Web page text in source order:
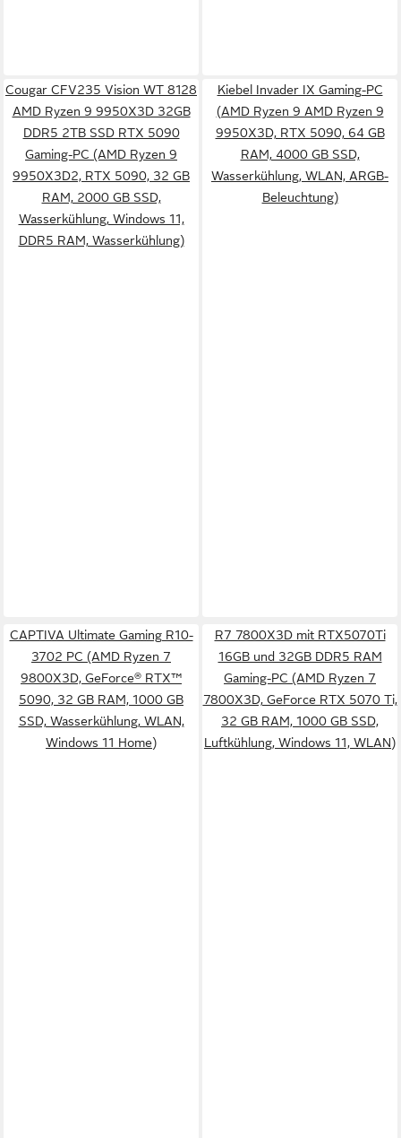
Cougar CFV235 Vision WT 8128
AMD Ryzen 9 9950X3D 32GB
DDR5 2TB SSD RTX 5090
Gaming-PC (AMD Ryzen 9
9950X3D2, RTX 5090, 32 GB
RAM, 2000 GB SSD,
Wasserkühlung, Windows 11,
DDR5 RAM, Wasserkühlung)
Kiebel Invader IX Gaming-PC
(AMD Ryzen 9 AMD Ryzen 9
9950X3D, RTX 5090, 64 GB
RAM, 4000 GB SSD,
Wasserkühlung, WLAN, ARGB-
Beleuchtung)
CAPTIVA Ultimate Gaming R10-
3702 PC (AMD Ryzen 7
9800X3D, GeForce® RTX™
5090, 32 GB RAM, 1000 GB
SSD, Wasserkühlung, WLAN,
Windows 11 Home)
R7 7800X3D mit RTX5070Ti
16GB und 32GB DDR5 RAM
Gaming-PC (AMD Ryzen 7
7800X3D, GeForce RTX 5070 Ti,
32 GB RAM, 1000 GB SSD,
Luftkühlung, Windows 11, WLAN)